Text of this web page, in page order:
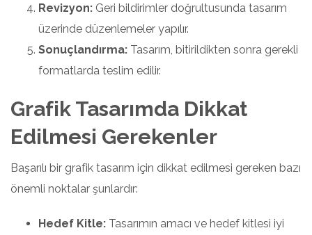
Revizyon: Geri bildirimler doğrultusunda tasarım
üzerinde düzenlemeler yapılır.
Sonuçlandırma: Tasarım, bitirildikten sonra gerekli
formatlarda teslim edilir.
Grafik Tasarımda Dikkat
Edilmesi Gerekenler
Başarılı bir grafik tasarım için dikkat edilmesi gereken bazı
önemli noktalar şunlardır:
Hedef Kitle: Tasarımın amacı ve hedef kitlesi iyi